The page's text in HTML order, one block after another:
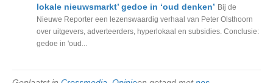
lokale nieuwsmarkt’ gedoe in ‘oud denken’ Bij de
Nieuwe Reporter een lezenswaardig verhaal van Peter Olsthoorn
over uitgevers, adverteerders, hyperlokaal en subsidies. Conclusie:
gedoe in 'oud...